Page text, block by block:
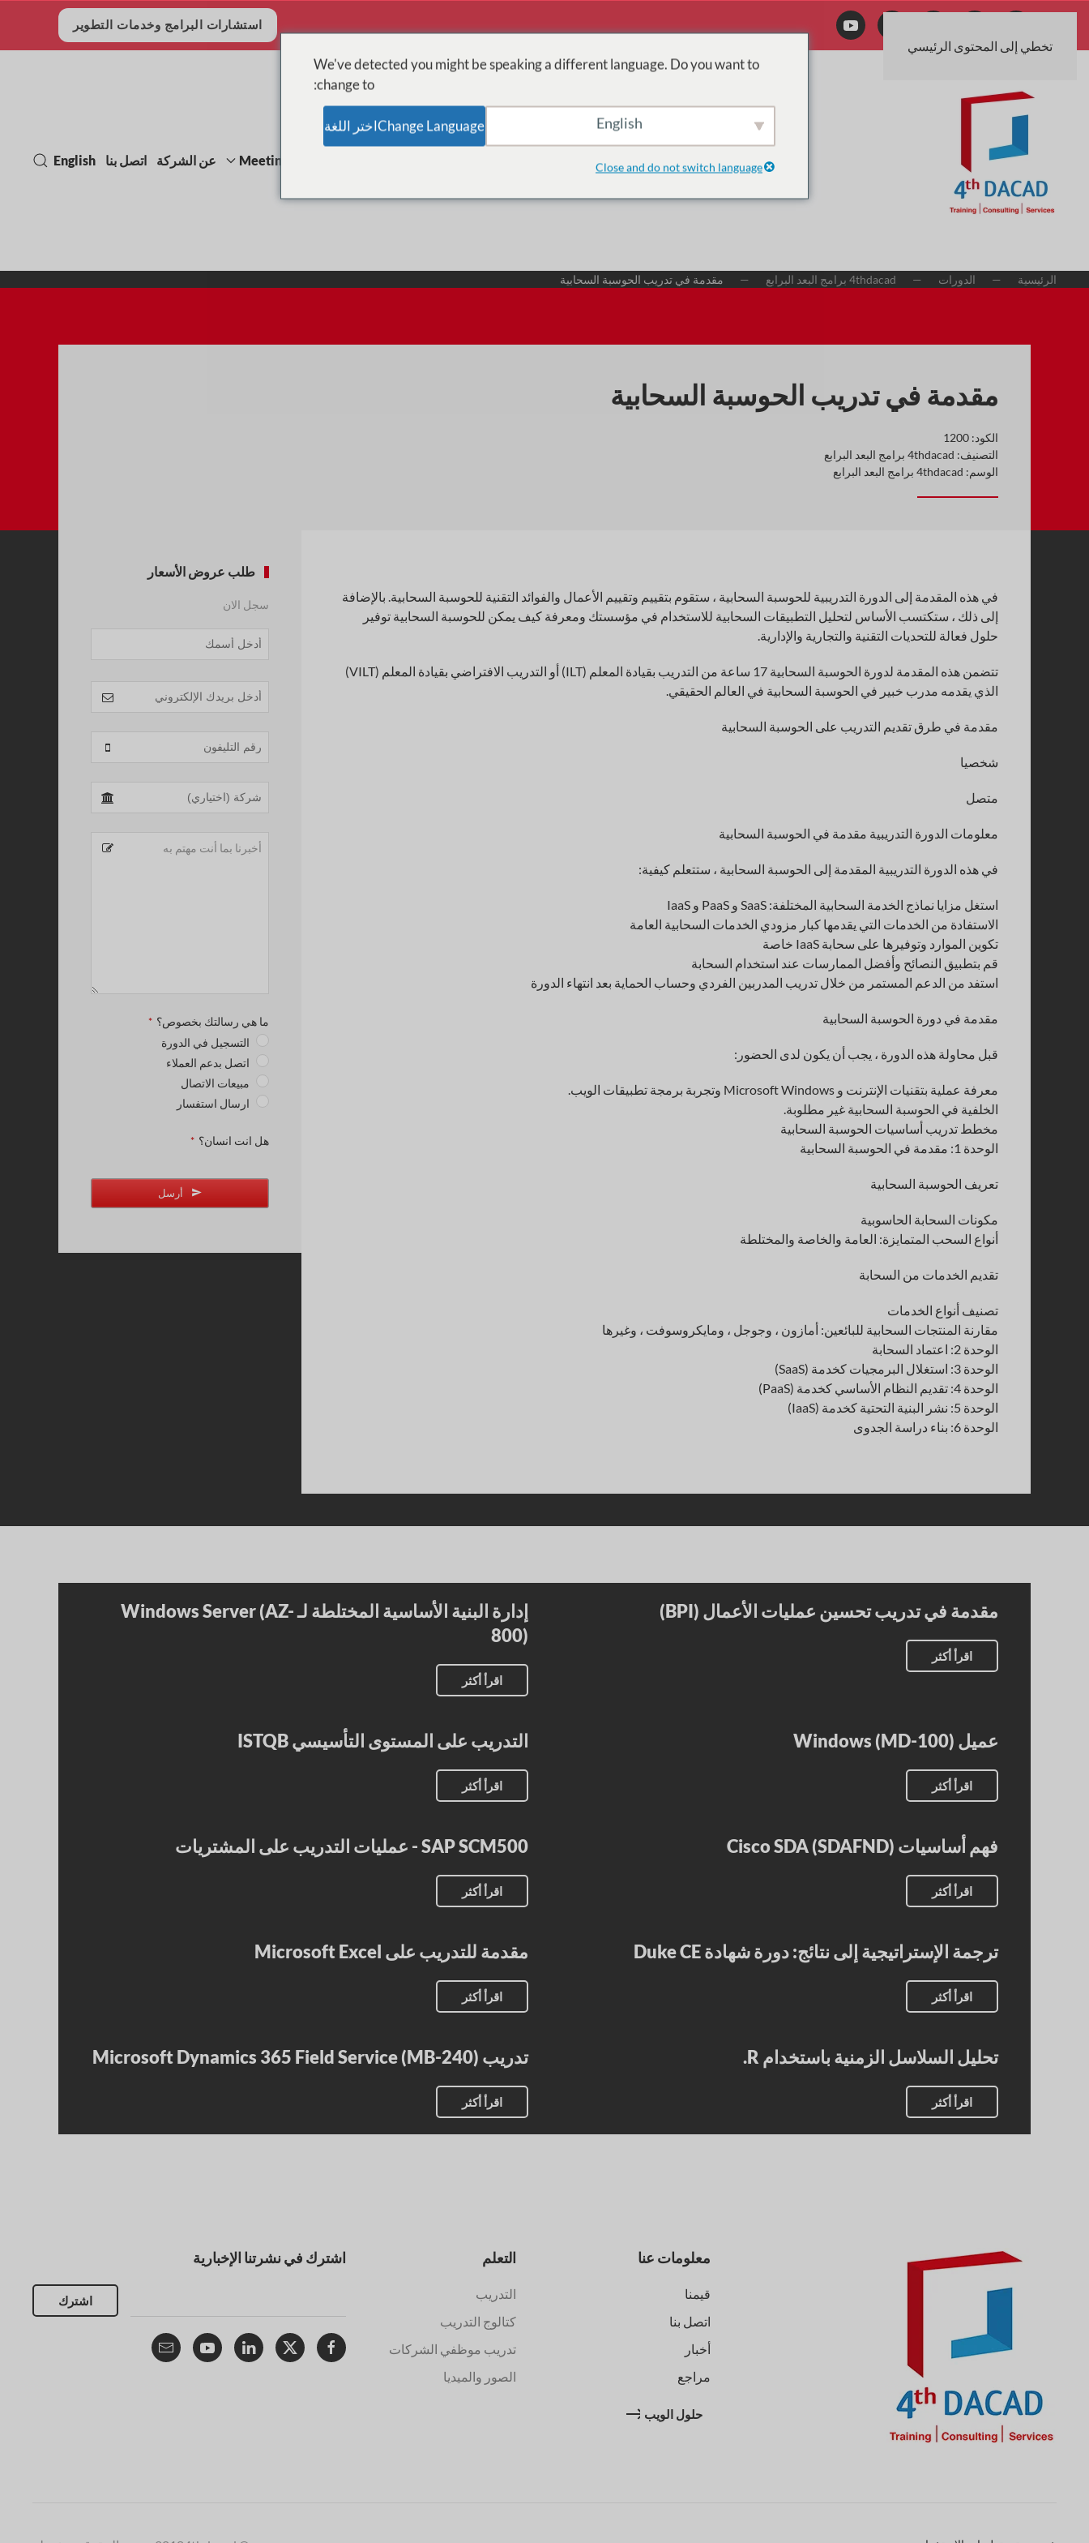
تخطي إلى المحتوى الرئيسي
استشارات البرامج وخدمات التطوير
الصفحة الرئيسية Meetings, events & experiences Solutions عن الشركة اتصل بنا English
الرئيسية الدورات 4thdacad برامج البعد البرابع مقدمة في تدريب الحوسبة السحابية
مقدمة في تدريب الحوسبة السحابية
الكود: 1200
التصنيف: 4thdacad برامج البعد البرابع
الوسم: 4thdacad برامج البعد البرابع
في هذه المقدمة إلى الدورة التدريبية للحوسبة السحابية ، ستقوم بتقييم وتقييم الأعمال والفوائد التقنية للحوسبة السحابية. بالإضافة
إلى ذلك ، ستكتسب الأساس لتحليل التطبيقات السحابية للاستخدام في مؤسستك ومعرفة كيف يمكن للحوسبة السحابية توفير
حلول فعالة للتحديات التقنية والتجارية والإدارية.
تتضمن هذه المقدمة لدورة الحوسبة السحابية 17 ساعة من التدريب بقيادة المعلم (ILT) أو التدريب الافتراضي بقيادة المعلم (VILT)
الذي يقدمه مدرب خبير في الحوسبة السحابية في العالم الحقيقي.
مقدمة في طرق تقديم التدريب على الحوسبة السحابية
شخصيا
متصل
معلومات الدورة التدريبية مقدمة في الحوسبة السحابية
في هذه الدورة التدريبية المقدمة إلى الحوسبة السحابية ، ستتعلم كيفية:
استغل مزايا نماذج الخدمة السحابية المختلفة: SaaS و PaaS و IaaS
الاستفادة من الخدمات التي يقدمها كبار مزودي الخدمات السحابية العامة
تكوين الموارد وتوفيرها على سحابة IaaS خاصة
قم بتطبيق النصائح وأفضل الممارسات عند استخدام السحابة
استفد من الدعم المستمر من خلال تدريب المدربين الفردي وحساب الحماية بعد انتهاء الدورة
مقدمة في دورة الحوسبة السحابية
قبل محاولة هذه الدورة ، يجب أن يكون لدى الحضور:
معرفة عملية بتقنيات الإنترنت و Microsoft Windows وتجربة برمجة تطبيقات الويب.
الخلفية في الحوسبة السحابية غير مطلوبة.
مخطط تدريب أساسيات الحوسبة السحابية
الوحدة 1: مقدمة في الحوسبة السحابية
تعريف الحوسبة السحابية
مكونات السحابة الحاسوبية
أنواع السحب المتمايزة: العامة والخاصة والمختلطة
تقديم الخدمات من السحابة
تصنيف أنواع الخدمات
مقارنة المنتجات السحابية للبائعين: أمازون ، وجوجل ، ومايكروسوفت ، وغيرها
الوحدة 2: اعتماد السحابة
الوحدة 3: استغلال البرمجيات كخدمة (SaaS)
الوحدة 4: تقديم النظام الأساسي كخدمة (PaaS)
الوحدة 5: نشر البنية التحتية كخدمة (IaaS)
الوحدة 6: بناء دراسة الجدوى
طلب عروض الأسعار
سجل الان
Phone
Number
ما هي رسالتك بخصوص؟ *
التسجيل في الدورة
اتصل بدعم العملاء
مبيعات الاتصال
ارسال استفسار
هل انت انسان؟ *
أرسل
مقدمة في تدريب تحسين عمليات الأعمال (BPI)
اقرأ أكثر
إدارة البنية الأساسية المختلطة لـ Windows Server (AZ-
800)
اقرأ أكثر
عميل Windows (MD-100)
اقرأ أكثر
التدريب على المستوى التأسيسي ISTQB
اقرأ أكثر
فهم أساسيات Cisco SDA (SDAFND)
اقرأ أكثر
SAP SCM500 - عمليات التدريب على المشتريات
اقرأ أكثر
ترجمة الإستراتيجية إلى نتائج: دورة شهادة Duke CE
اقرأ أكثر
مقدمة للتدريب على Microsoft Excel
اقرأ أكثر
تحليل السلاسل الزمنية باستخدام R.
اقرأ أكثر
تدريب Microsoft Dynamics 365 Field Service (MB-240)
اقرأ أكثر
معلومات عنا
قيمنا
اتصل بنا
أخبار
مراجع
التعلم
التدريب
كتالوج التدريب
تدريب موظفي الشركات
الصور والميديا
حلول الويب
اشترك في نشرتنا الإخبارية
اشترك
We've detected you might be speaking a different language. Do you want to
change to:
English Change Languageاختر اللغة
Close and do not switch language